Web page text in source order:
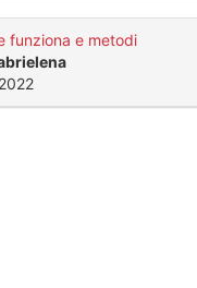
funziona e metodi